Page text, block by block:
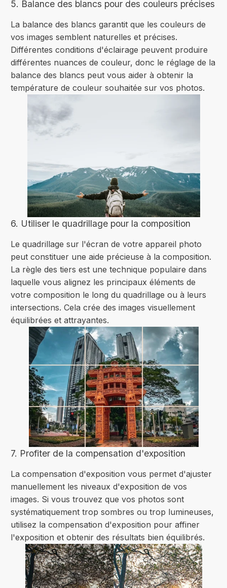
5. Balance des blancs pour des couleurs précises
La balance des blancs garantit que les couleurs de
vos images semblent naturelles et précises.
Différentes conditions d'éclairage peuvent produire
différentes nuances de couleur, donc le réglage de la
balance des blancs peut vous aider à obtenir la
température de couleur souhaitée sur vos photos.
6. Utiliser le quadrillage pour la composition
Le quadrillage sur l'écran de votre appareil photo
peut constituer une aide précieuse à la composition.
La règle des tiers est une technique populaire dans
laquelle vous alignez les principaux éléments de
votre composition le long du quadrillage ou à leurs
intersections. Cela crée des images visuellement
équilibrées et attrayantes.
7. Profiter de la compensation d'exposition
La compensation d'exposition vous permet d'ajuster
manuellement les niveaux d'exposition de vos
images. Si vous trouvez que vos photos sont
systématiquement trop sombres ou trop lumineuses,
utilisez la compensation d'exposition pour affiner
l'exposition et obtenir des résultats bien équilibrés.